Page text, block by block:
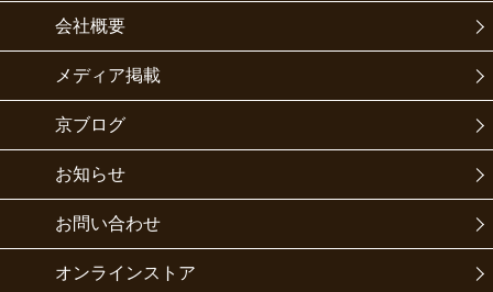
会社概要
メディア掲載
京ブログ
お知らせ
お問い合わせ
オンラインストア